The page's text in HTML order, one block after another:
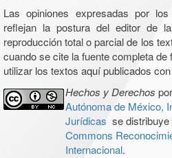
Las opiniones expresadas por
reflejan la postura del editor de
reproducción total o parcial de los
cuando se cite la fuente completa
utilizar los textos aquí publicados
Hechos y Derechos por
Autónoma de México,
Jurídicas se distribuye
Commons
Internacional.